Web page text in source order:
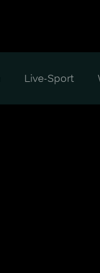
Live-Sport